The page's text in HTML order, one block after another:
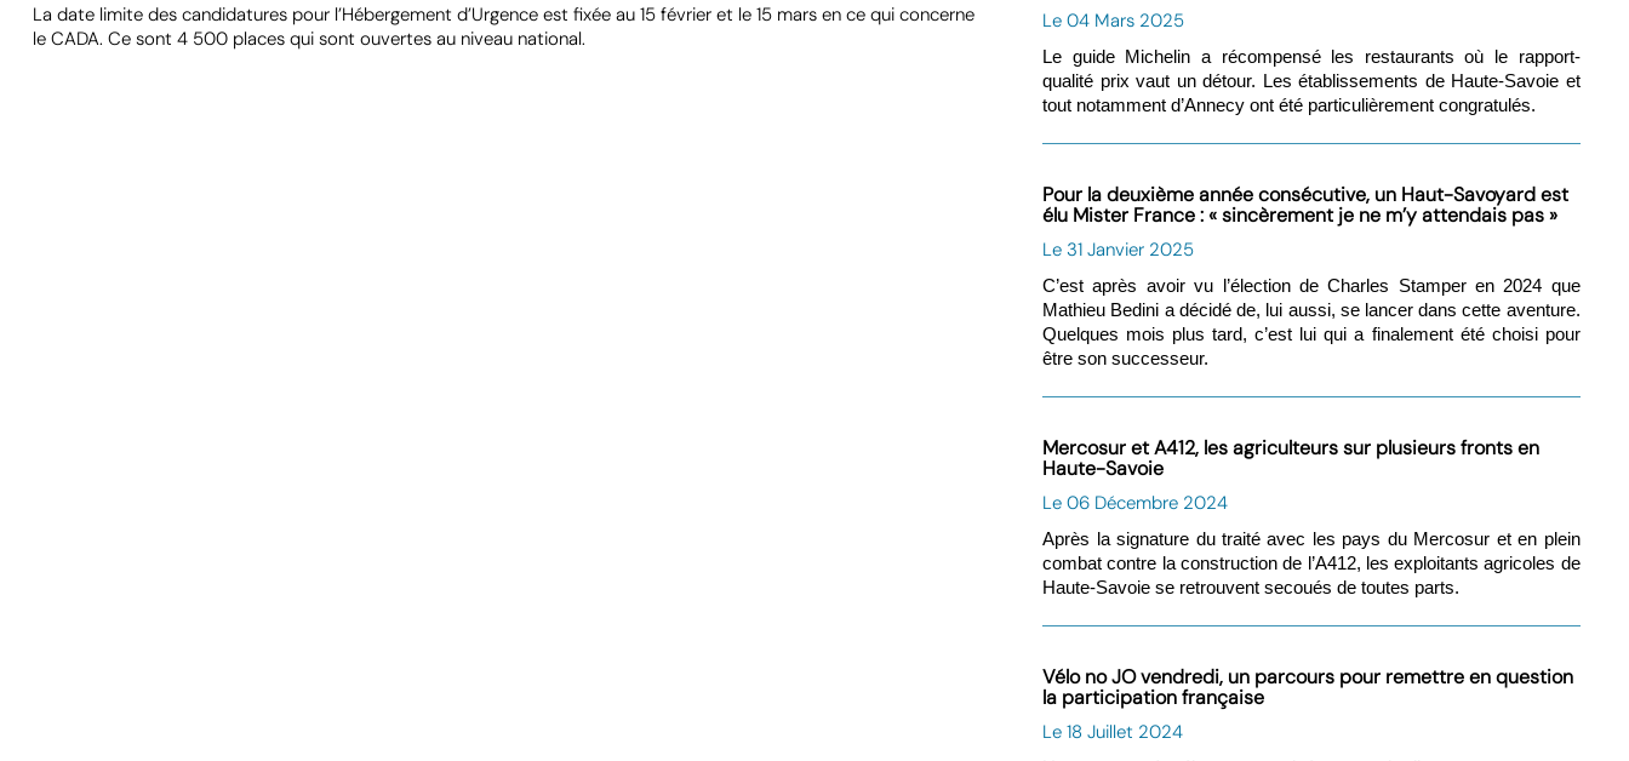
La date limite des candidatures pour l’Hébergement d’Urgence est fixée au 15 février et le 15 mars en ce qui concerne
le CADA. Ce sont 4 500 places qui sont ouvertes au niveau national.
Le 04 Mars 2025
Le guide Michelin a récompensé les restaurants où le rapport-
qualité prix vaut un détour. Les établissements de Haute-Savoie et
tout notamment d’Annecy ont été particulièrement congratulés.
Pour la deuxième année consécutive, un Haut-Savoyard est
élu Mister France : « sincèrement je ne m’y attendais pas »
Le 31 Janvier 2025
C’est après avoir vu l’élection de Charles Stamper en 2024 que
Mathieu Bedini a décidé de, lui aussi, se lancer dans cette aventure.
Quelques mois plus tard, c’est lui qui a finalement été choisi pour
être son successeur.
Mercosur et A412, les agriculteurs sur plusieurs fronts en
Haute-Savoie
Le 06 Décembre 2024
Après la signature du traité avec les pays du Mercosur et en plein
combat contre la construction de l’A412, les exploitants agricoles de
Haute-Savoie se retrouvent secoués de toutes parts.
Vélo no JO vendredi, un parcours pour remettre en question
la participation française
Le 18 Juillet 2024